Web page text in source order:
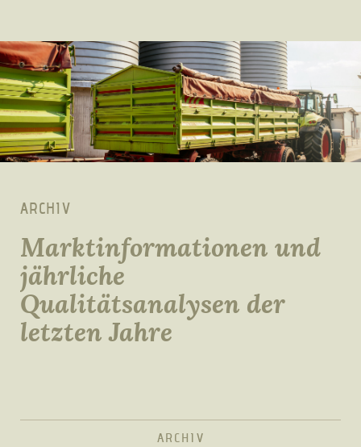
ARCHIV
Marktinformationen und
jährliche
Qualitätsanalysen der
letzten Jahre
ARCHIV